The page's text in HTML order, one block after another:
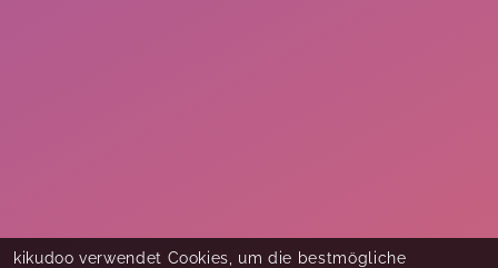
kikudoo verwendet Cookies, um die bestmögliche